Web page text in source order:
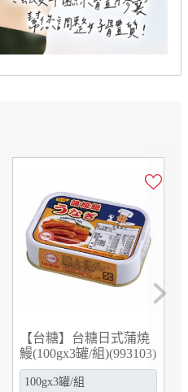
【台糖】台糖詩夢絲蘭
花精萃全效修護面霜
(30g/瓶)(6715)(效期
2027/9/8)
Next